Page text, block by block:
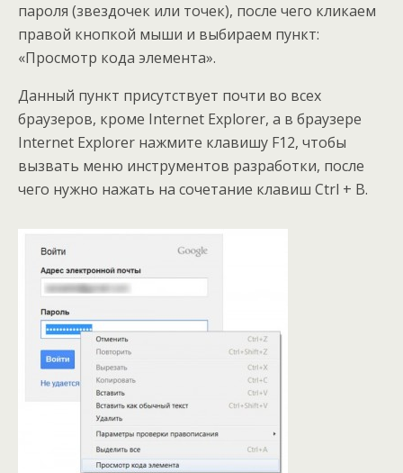
пароля (звездочек или точек), после чего кликаем
правой кнопкой мыши и выбираем пункт:
«Просмотр кода элемента».
Данный пункт присутствует почти во всех
браузеров, кроме Internet Explorer, а в браузере
Internet Explorer нажмите клавишу F12, чтобы
вызвать меню инструментов разработки, после
чего нужно нажать на сочетание клавиш Ctrl + B.